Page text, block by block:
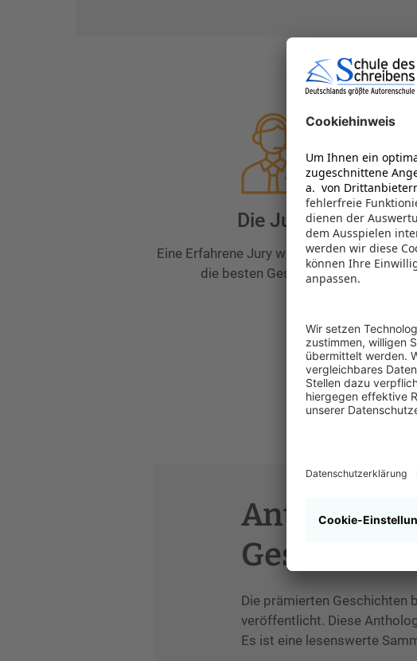
Vorteile des
Die Jury
Eine Erfahrene Jury wählt und prämiert
die besten Geschichten!
Geschichten
Die prämierten Geschichten
veröffentlicht. Diese
Es ist eine lesenswerte